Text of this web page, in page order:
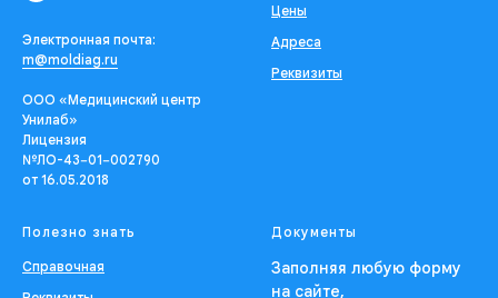
Электронная почта:
m@moldiag.ru
ООО «Медицинский центр
Унилаб»
Лицензия
№ЛО-43−01−002790
от 16.05.2018
Цены
Адреса
Реквизиты
Полезно знать
Справочная
Документы
Заполняя любую форму
на сайте,